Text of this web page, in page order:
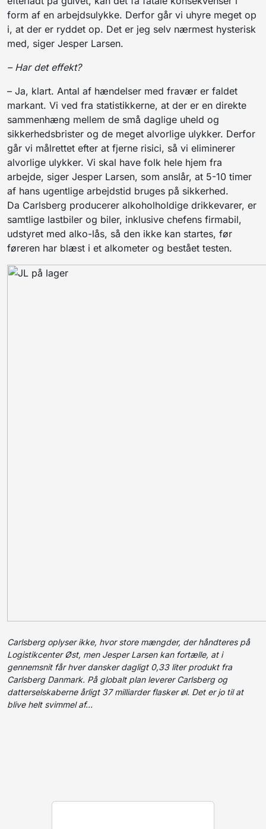
form af en arbejdsulykke. Derfor går vi uhyre meget op
i, at der er ryddet op. Det er jeg selv nærmest hysterisk
med, siger Jesper Larsen.
– Har det effekt?
– Ja, klart. Antal af hændelser med fravær er faldet
markant. Vi ved fra statistikkerne, at der er en direkte
sammenhæng mellem de små daglige uheld og
sikkerhedsbrister og de meget alvorlige ulykker. Derfor
går vi målrettet efter at fjerne risici, så vi eliminerer
alvorlige ulykker. Vi skal have folk hele hjem fra
arbejde, siger Jesper Larsen, som anslår, at 5-10 timer
af hans ugentlige arbejdstid bruges på sikkerhed.
Da Carlsberg producerer alkoholholdige drikkevarer, er
samtlige lastbiler og biler, inklusive chefens firmabil,
udstyret med alko-lås, så den ikke kan startes, før
føreren har blæst i et alkometer og bestået testen.
Carlsberg oplyser ikke, hvor store mængder, der håndteres på
Logistikcenter Øst, men Jesper Larsen kan fortælle, at i
gennemsnit får hver dansker dagligt 0,33 liter produkt fra
Carlsberg Danmark. På globalt plan leverer Carlsberg og
datterselskaberne årligt 37 milliarder flasker øl. Det er jo til at
blive helt svimmel af…